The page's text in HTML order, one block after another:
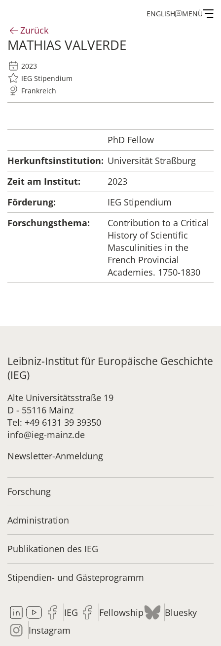
ENGLISH MENÜ
Institut
Administration
Forschung
Stipendien- und Gästeprogramm
Publikationen des IEG
Zurück
MATHIAS VALVERDE
2023
IEG Stipendium
Frankreich
PhD Fellow
Herkunftsinstitution: Universität Straßburg
Zeit am Institut:
2023
Förderung:
IEG Stipendium
Forschungsthema:
Contribution to a Critical
History of Scientific
Masculinities in the
French Provincial
Academies. 1750-1830
Leibniz-Institut für Europäische Geschichte
(IEG)
Alte Universitätsstraße 19
D - 55116 Mainz
Tel: +49 6131 39 39350
info@ieg-mainz.de
Newsletter-Anmeldung
Forschung
Administration
Publikationen des IEG
Stipendien- und Gästeprogramm
IEG Fellowship
Bluesky
Instagram